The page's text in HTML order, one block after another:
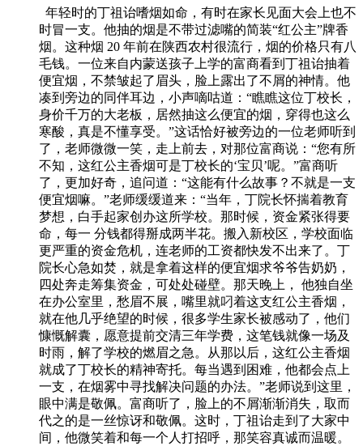
年轻时的丁祖诒嗜烟如命，有时在家长见面大会上也不
时冒一支。他抽的烟是不带过滤嘴的简装“红公主”牌香
烟。这种烟 20 年前在陕西农村很流行，烟的价格只有八
毛钱。一位来自内蒙送孩子上学的富商看到丁祖诒抽着
便宜烟，不禁皱起了眉头，脸上露出了不屑的神情。他
凑到旁边的同伴耳边，小声嘀咕道：“瞧瞧这位丁校长，
身价千万的大老板，居然抽这么便宜的烟，穿得也这么
寒酸，真是不懂享受。”这话恰好被旁边的一位老师听到
了，老师微微一笑，走上前去，对那位富商说：“您有所
不知，这红公主香烟可是丁校长的‘宝贝’呢。”富商听
了，更加好奇，追问道：“这能有什么故事？不就是一支
便宜烟嘛。”老师缓缓道来：“当年，丁院长怀揣着教育
梦想，白手起家创办这所学校。那时候，资金紧张得要
命，每一 分钱都得掰成两半花。搬入新校区，学校面临
更严重的资金危机，连老师的工资都快发不出来了。丁
院长心急如焚，就是拿着这样的便宜烟求爷爷告奶奶，
四处奔走筹集资金，可处处碰壁。那天晚上， 他独自坐
在办公室里，愁眉不展，嘴里就叼着这支红公主香烟，
就在他几乎绝望的时候，很多学生家长被感动了，他们
慷慨解囊，愿意提前交清三年学费，这笔钱就像一场及
时雨，解了学校的燃眉之急。从那以后，这红公主香烟
就成了丁校长的精神寄托。每当遇到困难，他都会点上
一支，在烟雾中寻找解决问题的办法。”老师说到这里，
眼中满是敬佩。富商听了，脸上的不屑渐渐消失，取而
代之的是一丝惊讶和敬佩。这时，丁祖诒走到了大家中
间，他微笑着和每一个人打招呼，那笑容真诚而温暖。